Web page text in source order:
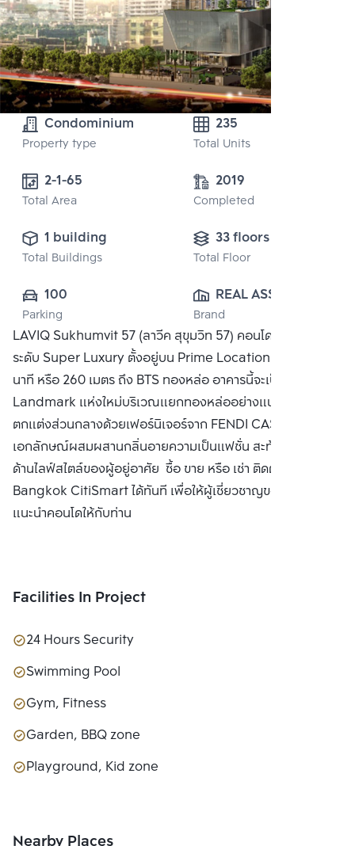
Condominium
Property type
235
Total Units
2-1-65
Total Area
2019
Completed
1 building
Total Buildings
33 floors
Total Floor
100
Parking
REAL ASSET
DEVELOPMENT
CO., LTD.
Brand
LAVIQ Sukhumvit 57 (ลาวีค สุขุมวิท 57) คอนโด High Rise
ระดับ Super Luxury ตั้งอยู่บน Prime Location ที่เดินเพียง 3
นาที หรือ 260 เมตร ถึง BTS ทองหล่อ อาคารนี้จะเป็น
Landmark แห่งใหม่บริเวณแยกทองหล่ออย่างแน่นอนกทั้งยัง
ตกแต่งส่วนกลางด้วยเฟอร์นิเจอร์จาก FENDI CASA ซึ่งมี
เอกลักษณ์ผสมผสานกลิ่นอายความเป็นแฟชั่น สะท้อนรสนิยม
ด้านไลฟ์สไตล์ของผู้อยู่อาศัย ซื้อ ขาย หรือ เช่า ติดต่อหาเรา
Bangkok CitiSmart ได้ทันที เพื่อให้ผู้เชี่ยวชาญของเราได้
แนะนำคอนโดให้กับท่าน
Facilities In Project
24 Hours Security
Swimming Pool
Gym, Fitness
Garden, BBQ zone
Playground, Kid zone